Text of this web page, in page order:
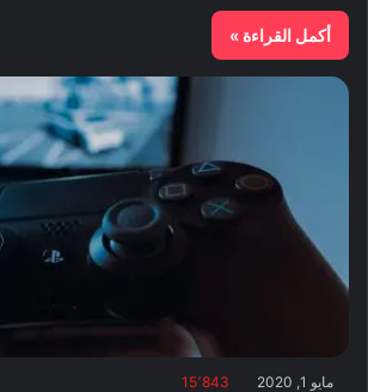
أكمل القراءة »
مايو 1, 2020 15٬843